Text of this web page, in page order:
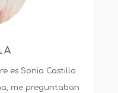
es Sonia Castillo
me preguntaban